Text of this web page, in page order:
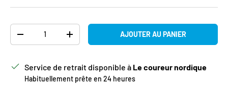
DIMINUER LA QUANTITÉAUGMENTER LA QUANTITÉAJOUTER AU PANIER
Service de retrait disponible à Le coureur nordique
Habituellement prête en 24 heures